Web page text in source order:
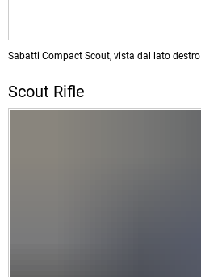
Sabatti Compact Scout, vista dal lato destro
Scout Rifle